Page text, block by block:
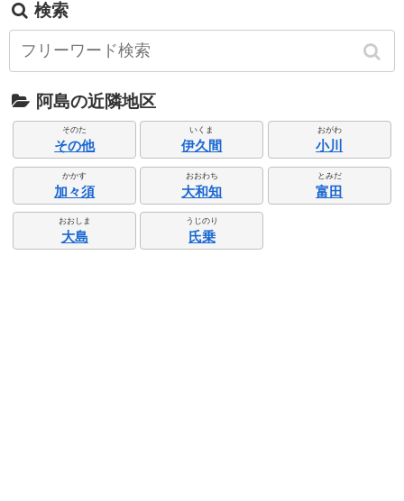
検索
阿島の近隣地区
そのた
その他
いくま
伊久間
おがわ
小川
かかす
加々須
おおわち
大和知
とみだ
富田
おおしま
大島
うじのり
氏乗